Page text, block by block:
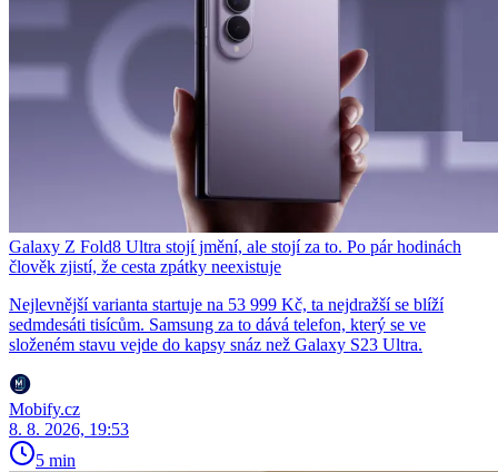
Galaxy Z Fold8 Ultra stojí jmění, ale stojí za to. Po pár hodinách
člověk zjistí, že cesta zpátky neexistuje
Nejlevnější varianta startuje na 53 999 Kč, ta nejdražší se blíží
sedmdesáti tisícům. Samsung za to dává telefon, který se ve
složeném stavu vejde do kapsy snáz než Galaxy S23 Ultra.
Mobify.cz
8. 8. 2026, 19:53
5 min